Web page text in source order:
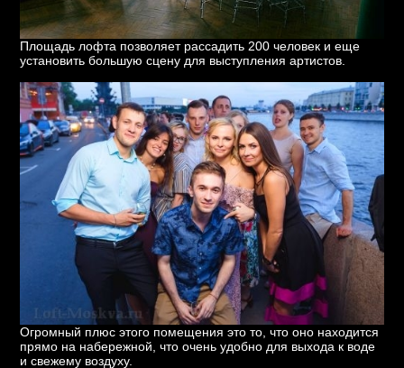
Площадь лофта позволяет рассадить 200 человек и еще
установить большую сцену для выступления артистов.
Огромный плюс этого помещения это то, что оно находится
прямо на набережной, что очень удобно для выхода к воде
и свежему воздуху.